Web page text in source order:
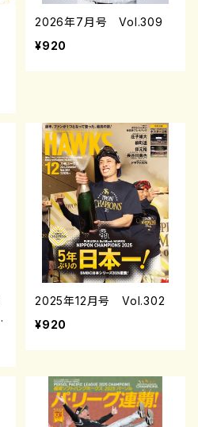
2026年7月号 Vol.309
¥920
2025年12月号 Vol.302
¥920